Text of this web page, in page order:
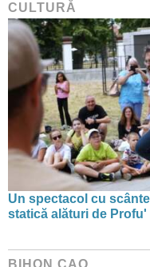
CULTURĂ
Un spectacol cu
statică alături de Profu'